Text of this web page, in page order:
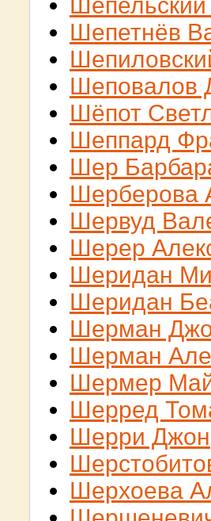
Шепетнёв
Шеповалов
Шёпот
Шеппард
Шер
Шерберова
Шервуд
Шерер
Шеридан
Шеридан
Шерман
Шерман
Шермер
Шерред
Шерри Джон
Шерхоева